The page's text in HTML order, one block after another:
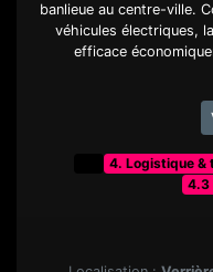
banlieue au centre-ville.
véhicules électriques,
efficace
4. Logistique &
4.3